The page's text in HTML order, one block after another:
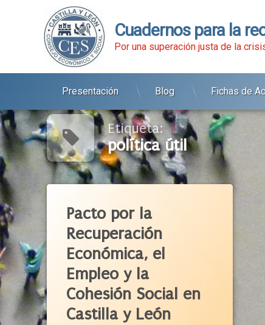
contenido
Cuadernos para la
Por una superación justa de la
Presentación Blog Fichas de
Etiqueta:
política útil
Pacto por la
Recuperación
Económica, el
Empleo y la
Cohesión Social en
Castilla y León
Autónomos
Blog
Castilla Y León
CES
Ciudadanos
Concordia
Covid-19